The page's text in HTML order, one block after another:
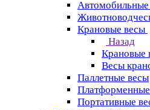
Крановые весы
Назад
Крановые
Весы
Паллетные весы
Портативные